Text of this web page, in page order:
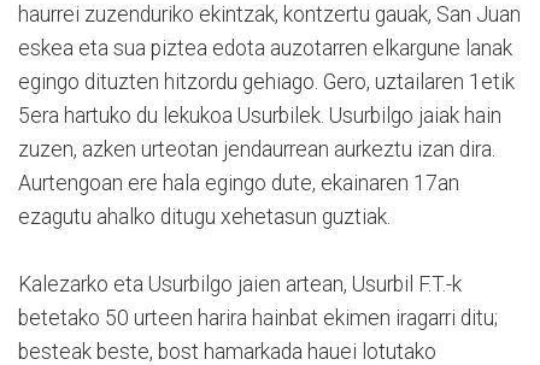
haurrei zuzenduriko ekintzak, kontzertu gauak, San Juan
eskea eta sua piztea edota auzotarren elkargune lanak
egingo dituzten hitzordu gehiago. Gero, uztailaren 1etik
5era hartuko du lekukoa Usurbilek. Usurbilgo jaiak hain
zuzen, azken urteotan jendaurrean aurkeztu izan dira.
Aurtengoan ere hala egingo dute, ekainaren 17an
ezagutu ahalko ditugu xehetasun guztiak.
Kalezarko eta Usurbilgo jaien artean, Usurbil F.T.-k
betetako 50 urteen harira hainbat ekimen iragarri ditu;
besteak beste, bost hamarkada hauei lotutako